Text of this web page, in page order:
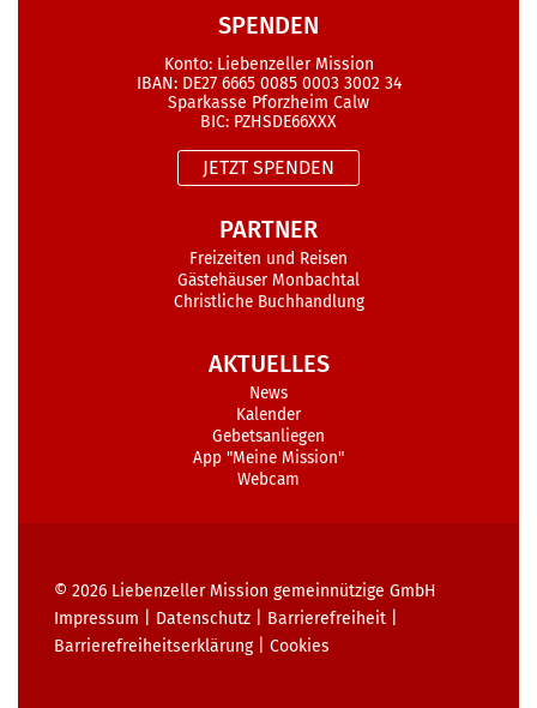
SPENDEN
Konto: Liebenzeller Mission
IBAN: DE27 6665 0085 0003 3002 34
Sparkasse Pforzheim Calw
BIC: PZHSDE66XXX
JETZT SPENDEN
PARTNER
Freizeiten und Reisen
Gästehäuser Monbachtal
Christliche Buchhandlung
AKTUELLES
News
Kalender
Gebetsanliegen
App "Meine Mission"
Webcam
© 2026 Liebenzeller Mission gemeinnützige GmbH
Impressum
Datenschutz Barrierefreiheit
Barrierefreiheits­erklärung| Cookies